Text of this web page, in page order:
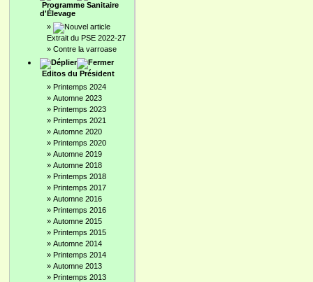
Programme Sanitaire
d'Élevage
»
Extrait du PSE 2022-27
» Contre la varroase
Editos du Président
» Printemps 2024
» Automne 2023
» Printemps 2023
» Printemps 2021
» Automne 2020
» Printemps 2020
» Automne 2019
» Automne 2018
» Printemps 2018
» Printemps 2017
» Automne 2016
» Printemps 2016
» Automne 2015
» Printemps 2015
» Automne 2014
» Printemps 2014
» Automne 2013
» Printemps 2013